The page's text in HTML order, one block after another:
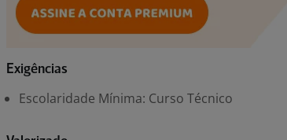
Exigências
Escolaridade Mínima: Curso Técnico